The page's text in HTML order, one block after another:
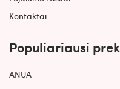
Kontaktai
Populiariausi
ANUA